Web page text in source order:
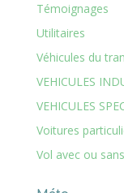
Témoignages
Utilitaires
Véhicules du
VEHICULES
VEHICULES
Voitures
Vol avec ou